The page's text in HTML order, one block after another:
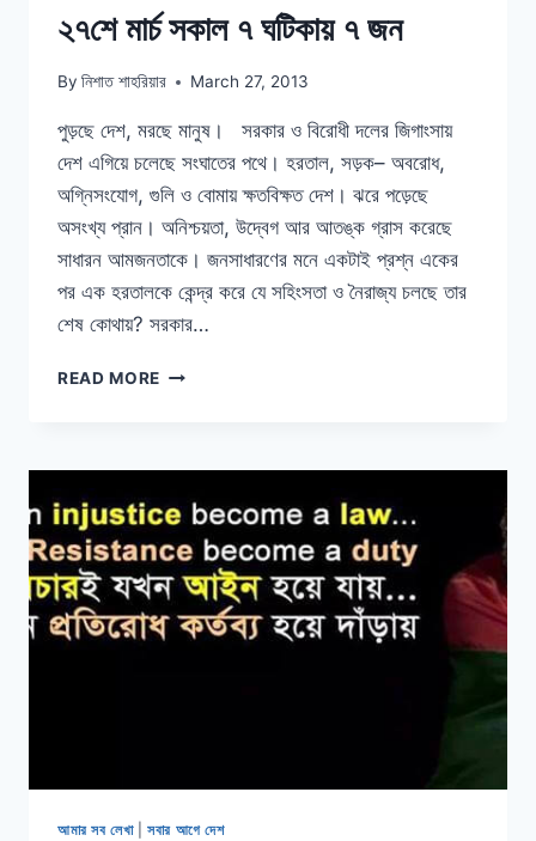
২৭শে মার্চ সকাল ৭ ঘটিকায় ৭ জন
By নিশাত শাহরিয়ার March 27, 2013
পুড়ছে দেশ, মরছে মানুষ। সরকার ও বিরোধী দলের জিগাংসায়
দেশ এগিয়ে চলেছে সংঘাতের পথে। হরতাল, সড়ক– অবরোধ,
অগ্নিসংযোগ, গুলি ও বোমায় ক্ষতবিক্ষত দেশ। ঝরে পড়েছে
অসংখ্য প্রান। অনিশ্চয়তা, উদ্বেগ আর আতঙ্ক গ্রাস করেছে
সাধারন আমজনতাকে। জনসাধারণের মনে একটাই প্রশ্ন একের
পর এক হরতালকে কেন্দ্র করে যে সহিংসতা ও নৈরাজ্য চলছে তার
শেষ কোথায়? সরকার…
READ MORE
আগামী
মার্চ
সকাল
৭
ঘটিকায়
৭
আমার সব লেখা|সবার আগে দেশ